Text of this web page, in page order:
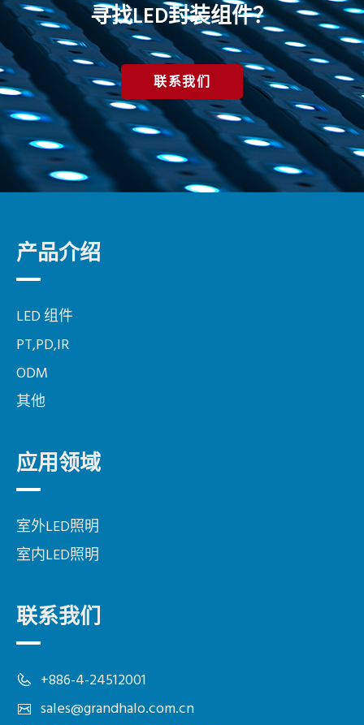
寻找LED封装组件？
联系我们
产品介绍
LED 组件
PT,PD,IR
ODM
其他
应用领域
室外LED照明
室内LED照明
联系我们
+886-4-24512001
sales@grandhalo.com.cn